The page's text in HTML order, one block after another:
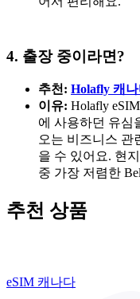
4. 출장 중이라면?
추천: Holafly 캐
이유: Holafly
에 사용하던 유심
오는 비즈니스 관
을 수 있어요. 현
중 가장 저렴한
추천 상품
eSIM 캐나다